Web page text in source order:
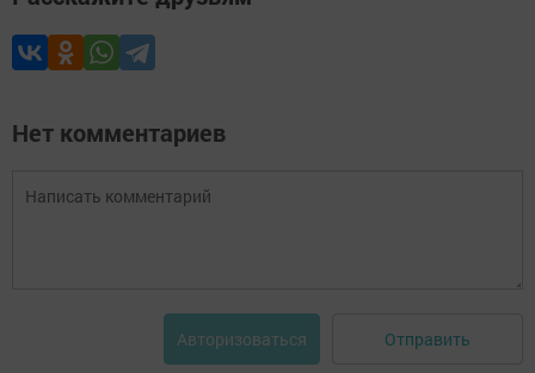
Нет комментариев
Авторизоваться Отправить